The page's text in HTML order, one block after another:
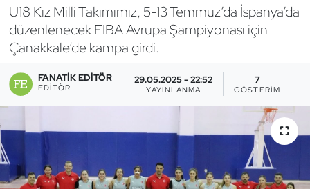
U18 Kız Milli Takımımız, 5-13 Temmuz’da İspanya’da
düzenlenecek FIBA Avrupa Şampiyonası için
Çanakkale’de kampa girdi.
FANATIK EDITÖR
EDITÖR
29.05.2025 - 22:52
YAYINLANMA
7
GÖSTERIM
Briç
Buz Pateni
Çim Hokeyi
Cimnastik